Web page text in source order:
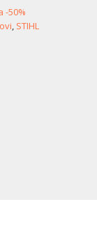
-50%
, STIHL